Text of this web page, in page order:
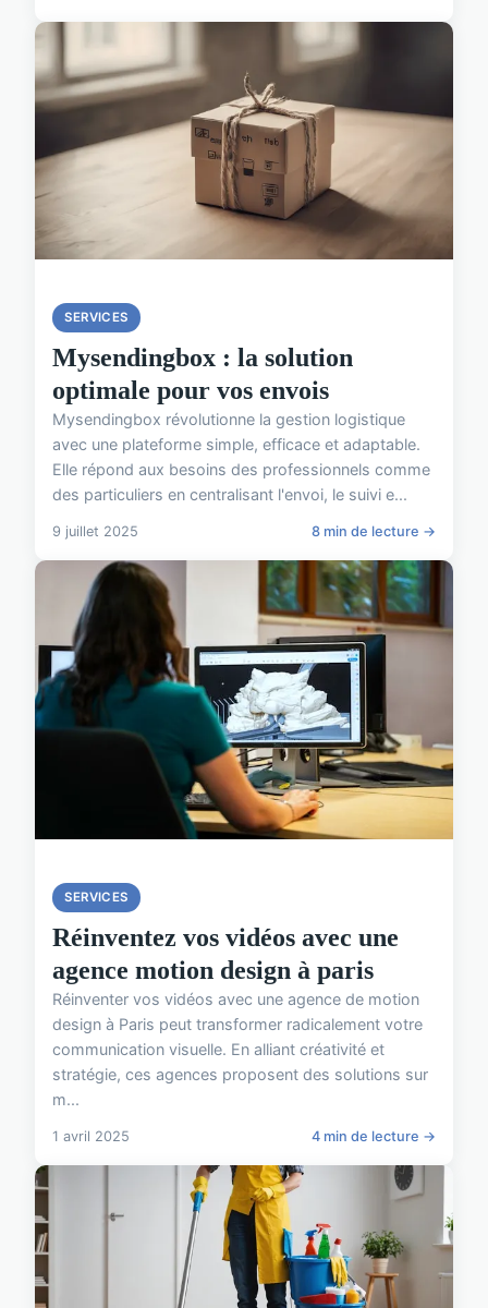
SERVICES
Mysendingbox : la solution
optimale pour vos envois
Mysendingbox révolutionne la gestion logistique
avec une plateforme simple, efficace et adaptable.
Elle répond aux besoins des professionnels comme
des particuliers en centralisant l'envoi, le suivi e...
9 juillet 2025 8 min de lecture →
SERVICES
Réinventez vos vidéos avec une
agence motion design à paris
Réinventer vos vidéos avec une agence de motion
design à Paris peut transformer radicalement votre
communication visuelle. En alliant créativité et
stratégie, ces agences proposent des solutions sur
m...
1 avril 2025 4 min de lecture →